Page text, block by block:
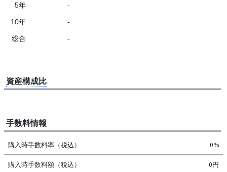
5年 -
10年 -
総合 -
資産構成比
手数料情報
購入時手数料率（税込） 0%
購入時手数料額（税込） 0円